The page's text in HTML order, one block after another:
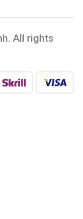
All rights